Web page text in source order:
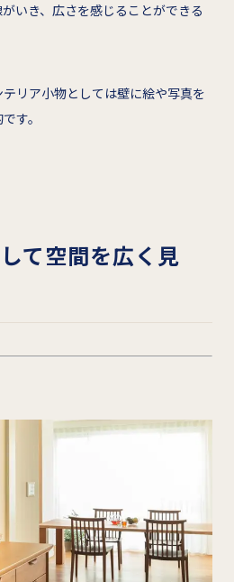
いき、広さを感じることができる
リア小物としては壁に絵や写真を
す。
て空間を広く見